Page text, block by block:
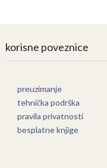
korisne poveznice
preuzimanje
tehnička podrška
pravila privatnosti
besplatne knjige